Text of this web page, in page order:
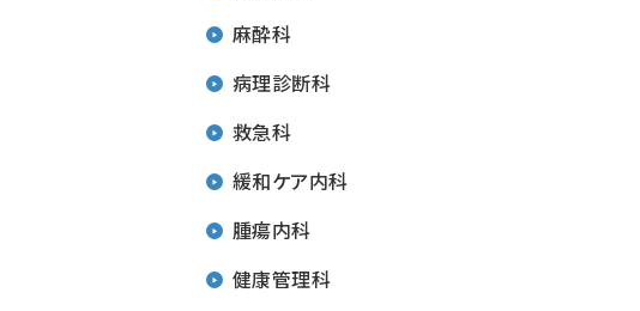
麻酔科
病理診断科
救急科
緩和ケア内科
腫瘍内科
健康管理科